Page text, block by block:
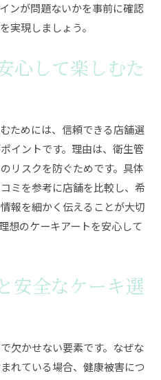
ンが問題ないかを事前に確認
実現しましょう。
心して楽しむた
ためには、信頼できる店舗選
イントです。理由は、衛生管
リスクを防ぐためです。具体
ミを参考に店舗を比較し、希
報を細かく伝えることが大切
想のケーキアートを安心して
安全なケーキ選
欠かせない要素です。なぜな
れている場合、健康被害につ